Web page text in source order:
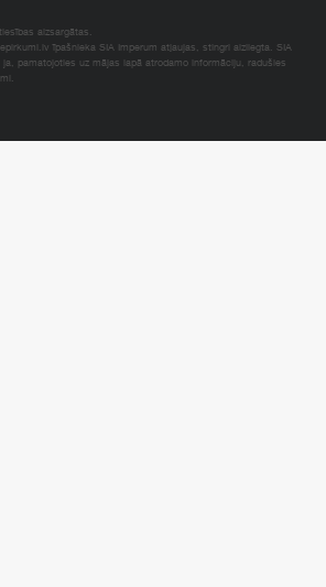
aizsargātas.
īpašnieka SIA Imperum atļaujas, stingri aizliegta. SIA
pamatojoties uz mājas lapā atrodamo informāciju, radušies